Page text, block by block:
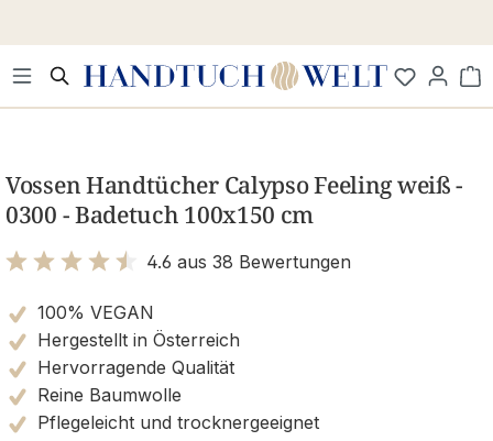
Vossen Handtücher Calypso Feeling weiß -
0300 - Badetuch 100x150 cm
4.6 aus 38 Bewertungen
100% VEGAN
Hergestellt in Österreich
Hervorragende Qualität
Reine Baumwolle
Pflegeleicht und trocknergeeignet